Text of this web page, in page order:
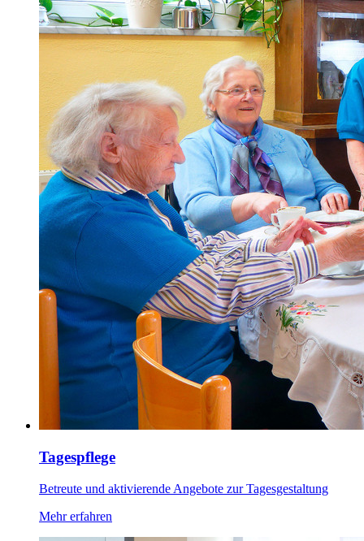
Tagespflege
Betreute und aktivierende Angebote zur Tagesgestaltung
Mehr erfahren